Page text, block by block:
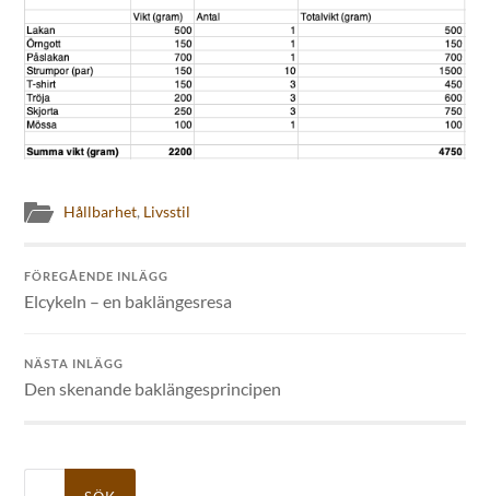
Hållbarhet, Livsstil
FÖREGÅENDE INLÄGG
Elcykeln – en baklängesresa
NÄSTA INLÄGG
Den skenande baklängesprincipen